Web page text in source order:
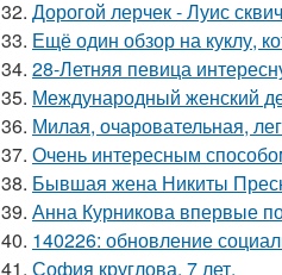
32. Дорогой лерчек - Луис
33. Ещё один обзор на куклу,
34. 28-Летняя певица
35. Международный женский
36. Милая, очаровательная,
37. Очень интересным
38. Бывшая жена Никиты
39. Анна Курникова впервые
40. 140226: обновление
41. София круглова. 7 лет.